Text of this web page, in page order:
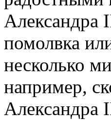
Александра
помолвка
несколько
например,
Александра